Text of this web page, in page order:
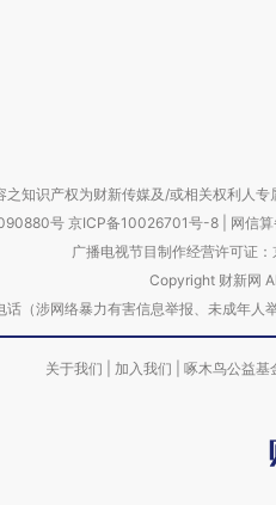
之知识产权为财新传媒及/或相关权利人
号 京ICP备10026701号-8 网信
广播电视节目制作经营许可证
Copyright 财新网
话（涉网络暴力有害信息举报、未成
关于我们 加入我们 啄木鸟公益基